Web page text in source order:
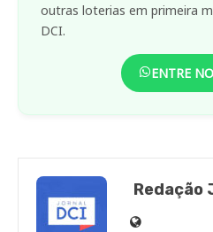
outras loterias em primeira
DCI.
ENTRE
Redação
Site